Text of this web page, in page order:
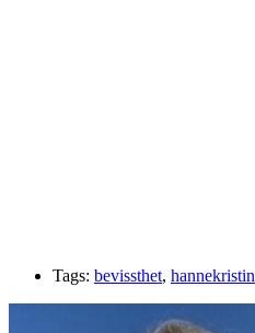
Tags: bevissthet, hannekristin